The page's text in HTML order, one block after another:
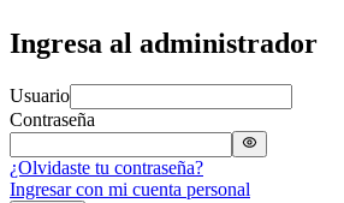
Ingresa al administrador
Usuario
Contraseña
¿Olvidaste tu contraseña?
Ingresar con mi cuenta personal